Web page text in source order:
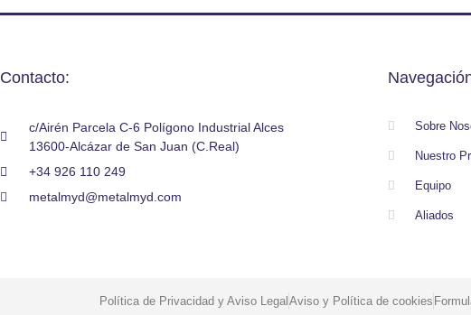
Contacto:
c/Airén Parcela C-6 Polígono Industrial Alces
13600-Alcázar de San Juan (C.Real)
+34 926 110 249
metalmyd@metalmyd.com
Sobre
Nuestro
Equipo
Aliados
Política de Privacidad y Aviso Legal Aviso y Política de cookies